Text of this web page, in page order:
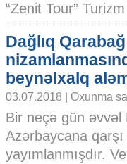
“Zenit Tour”
Dağlıq
beynəlxalq
03.07.2018 | Oxunma
Bir neçə gün əvvəl
Azərbaycana
yayımlanmışdır.